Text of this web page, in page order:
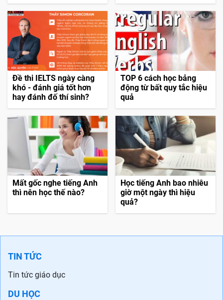
Đề thi IELTS ngày càng
khó - đánh giá tốt hơn
hay đánh đố thí sinh?
TOP 6 cách học bảng
động từ bất quy tắc hiệu
quả
Mất gốc nghe tiếng Anh
thì nên học thế nào?
Học tiếng Anh bao nhiêu
giờ một ngày thì hiệu
quả?
TIN TỨC
Tin tức giáo dục
DU HỌC